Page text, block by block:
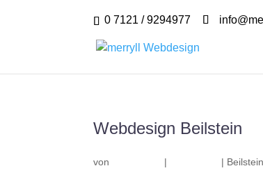
0 7121 / 9294977
Webdesign Beilstein
von | | Beilstein